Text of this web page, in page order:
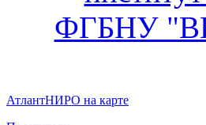
ФГБНУ
АтлантНИРО на карте